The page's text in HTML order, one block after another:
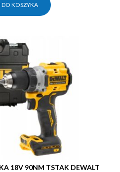
DO KOSZYKA
18V 90NM TSTAK DEWALT